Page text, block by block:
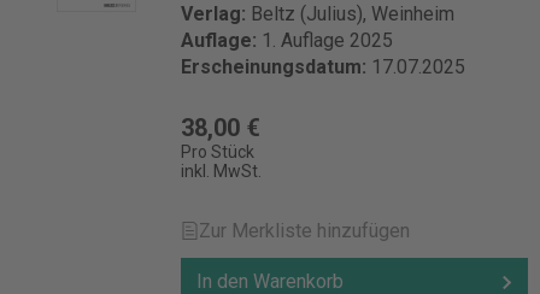
Verlag: Beltz (Julius), Weinheim
Auflage: 1. Auflage 2025
Erscheinungsdatum: 17.07.2025
38,00 €
Pro Stück
inkl. MwSt.
Zur Merkliste hinzufügen
In den Warenkorb